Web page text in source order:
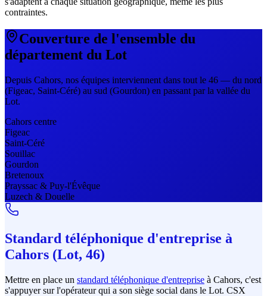
contraintes.
Couverture de l'ensemble du
département du Lot
Depuis Cahors, nos équipes interviennent dans tout le 46 — du nord
(Figeac, Saint-Céré) au sud (Gourdon) en passant par la vallée du
Lot.
Cahors centre
Figeac
Saint-Céré
Souillac
Gourdon
Bretenoux
Prayssac & Puy-l'Évêque
Luzech & Douelle
Standard téléphonique d'entreprise à
Cahors (Lot, 46)
Mettre en place un standard téléphonique d'entreprise à Cahors, c'est
s'appuyer sur l'opérateur qui a son siège social dans le Lot. CSX